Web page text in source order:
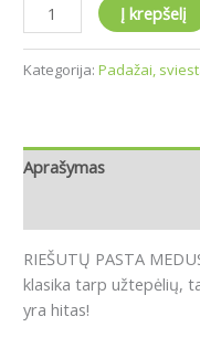
Į krepšelį
Kategorija: Padažai,
Aprašymas
RIEŠUTŲ PASTA
klasika tarp užtepėlių,
yra hitas!